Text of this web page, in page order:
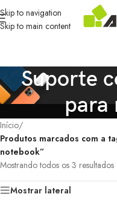
Skip to navigation
Skip to main content
Suporte
para
Início/
Produtos marcados com a
notebook”
Mostrando todos os 3 resultados
Mostrar lateral